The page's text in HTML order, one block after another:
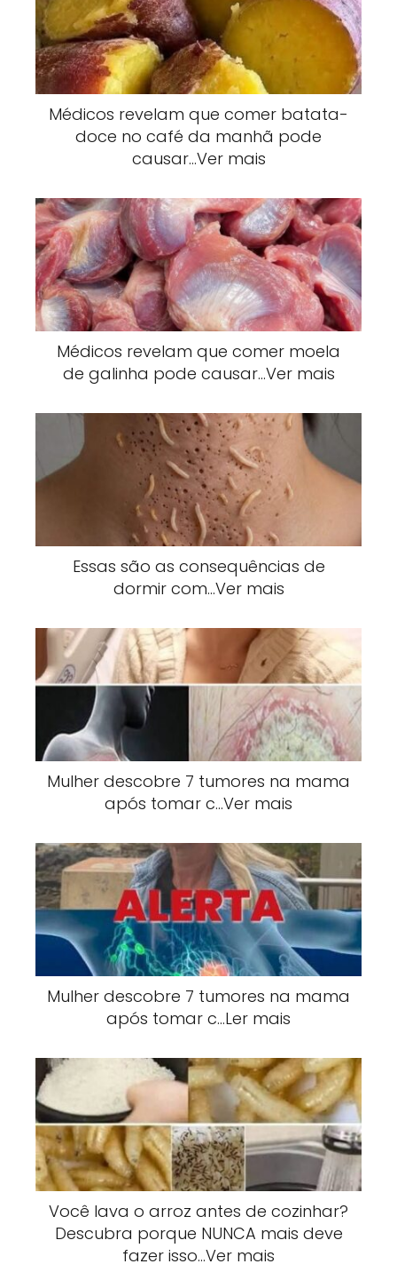
Médicos revelam que comer batata-
doce no café da manhã pode
causar…Ver mais
Médicos revelam que comer moela
de galinha pode causar…Ver mais
Essas são as consequências de
dormir com…Ver mais
Mulher descobre 7 tumores na mama
após tomar c…Ver mais
Mulher descobre 7 tumores na mama
após tomar c…Ler mais
Você lava o arroz antes de cozinhar?
Descubra porque NUNCA mais deve
fazer isso…Ver mais